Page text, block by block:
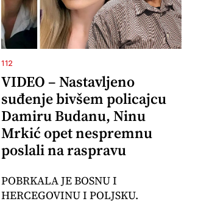
112
VIDEO – Nastavljeno
suđenje bivšem policajcu
Damiru Budanu, Ninu
Mrkić opet nespremnu
poslali na raspravu
POBRKALA JE BOSNU I
HERCEGOVINU I POLJSKU.